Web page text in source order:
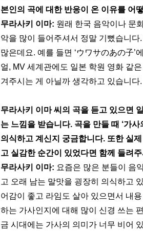
본인의 곡에 대한 반응이 온 이유를 어
무라사키 이마: 원래 한국 음악이나 문
악을 많이 들어주셔서 정말 기뻤습니
많은데요. 예를 들면 ‘ウワサのあの子
얼, MV 세계관에도 일본 학원 영화 같
겨주시는 게 아닐까 생각하고 있습니다.
무라사키 이마 씨의 곡을 듣고 있으면
는 느낌을 받습니다. 곡을 만들 때 ‘가
의식하고 계신지 궁금합니다. 또한 실
고 실감한 순간이 있었다면 함께 들려
무라사키 이마: 요즘은 많은 분들이 음
고 오래 남는 말맛을 굉장히 의식하고
어감이 좋고 라임도 살아 있으면서 내
하는 가사인지에 대해 많이 신경 쓰는
금 시대에는 가사의 의미가 너무 비어